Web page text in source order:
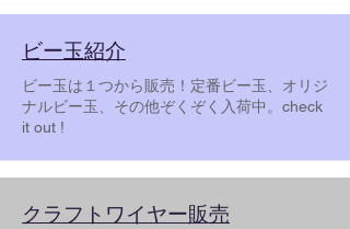
ビー玉紹介
ビー玉は１つから販売！定番ビー玉、オリジ
ナルビー玉、その他ぞくぞく入荷中。​check
it out !
クラフトワイヤー販売